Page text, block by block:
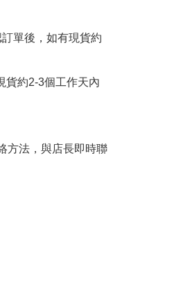
單後，如有現貨約
貨約2-3個工作天內
方法，與店長即時聯